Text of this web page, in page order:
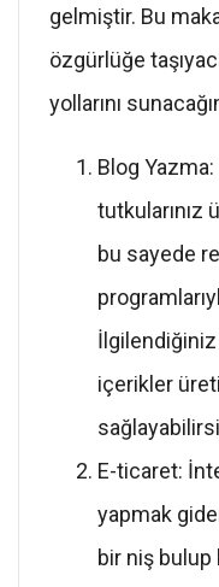
gelmiştir. Bu
özgürlüğe
yollarını
Blog
tutkularınız
bu sayede
İlgilendiğiniz
içerikler
E-ticaret:
yapmak
bir niş